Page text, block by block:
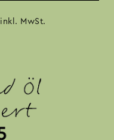
inkl. MwSt.